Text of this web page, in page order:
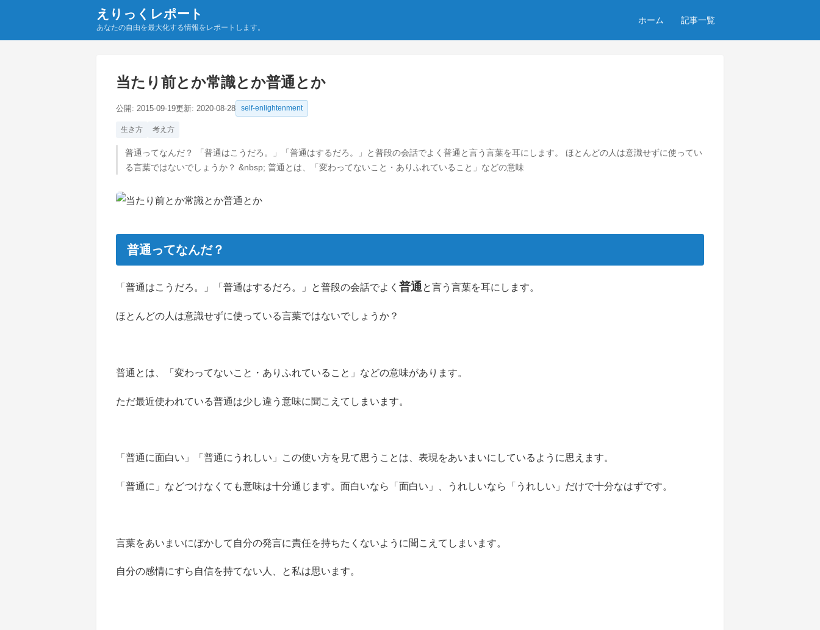
えりっくレポート
あなたの自由を最大化する情報をレポートします。
ホーム 記事一覧
当たり前とか常識とか普通とか
公開: 2015-09-19更新: 2020-08-28 self-enlightenment
生き方 考え方
普通ってなんだ？ 「普通はこうだろ。」「普通はするだろ。」と普段の会話でよく普通と言う言葉を耳にします。 ほとんどの人は意識せずに使ってい
る言葉ではないでしょうか？ &nbsp; 普通とは、「変わってないこと・ありふれていること」などの意味
普通ってなんだ？
「普通はこうだろ。」「普通はするだろ。」と普段の会話でよく 普通 と言う言葉を耳にします。
ほとんどの人は意識せずに使っている言葉ではないでしょうか？
普通とは、「変わってないこと・ありふれていること」などの意味があります。
ただ最近使われている普通は少し違う意味に聞こえてしまいます。
「普通に面白い」「普通にうれしい」この使い方を見て思うことは、表現をあいまいにしているように思えます。
「普通に」などつけなくても意味は十分通じます。面白いなら「面白い」、うれしいなら「うれしい」だけで十分なはずです。
言葉をあいまいにぼかして自分の発言に責任を持ちたくないように聞こえてしまいます。
自分の感情にすら自信を持てない人、と私は思います。